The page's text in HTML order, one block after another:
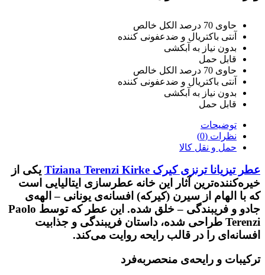
حاوی 70 درصد الکل خالص
آنتی باکتریال و ضدعفونی کننده
بدون نیاز به آبکشی
قابل حمل
حاوی 70 درصد الکل خالص
آنتی باکتریال و ضدعفونی کننده
بدون نیاز به آبکشی
قابل حمل
توضیحات
نظرات (0)
حمل و نقل کالا
عطر تیزیانا ترنزی کیرک Tiziana Terenzi Kirke یکی از
خیره‌کننده‌ترین آثار این خانه عطرسازی ایتالیایی است
که با الهام از سیرن (کیرکه) افسانه‌ی یونانی – الهه‌ی
جادو و فریبندگی – خلق شده. این عطر که توسط Paolo
Terenzi طراحی شده، داستان فریبندگی و جذابیت
افسانه‌ای را در قالب رایحه روایت می‌کند.
ترکیبات و رایحه‌ی منحصربه‌فرد